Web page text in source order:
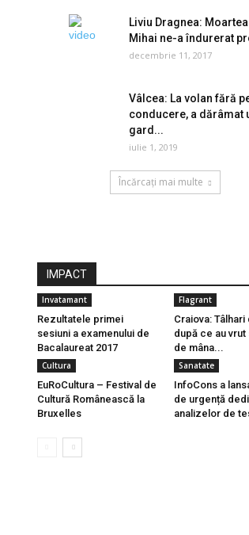
Liviu Dragnea:
Mihai ne-a îndurerat
decembrie 11, 2017
Vâlcea: La volan fără
conducere, a dărâmat
gard...
iulie 1, 2019
Încărcați mai multe
IMPACT
Invatamant
Rezultatele primei
sesiuni a examenului de
Bacalaureat 2017
Flagrant
Craiova:
după ce au vrut
de mâna...
Cultura
EuRoCultura – Festival de
Cultură Românească la
Bruxelles
Sanatate
InfoCons a
de urgență
analizelor de